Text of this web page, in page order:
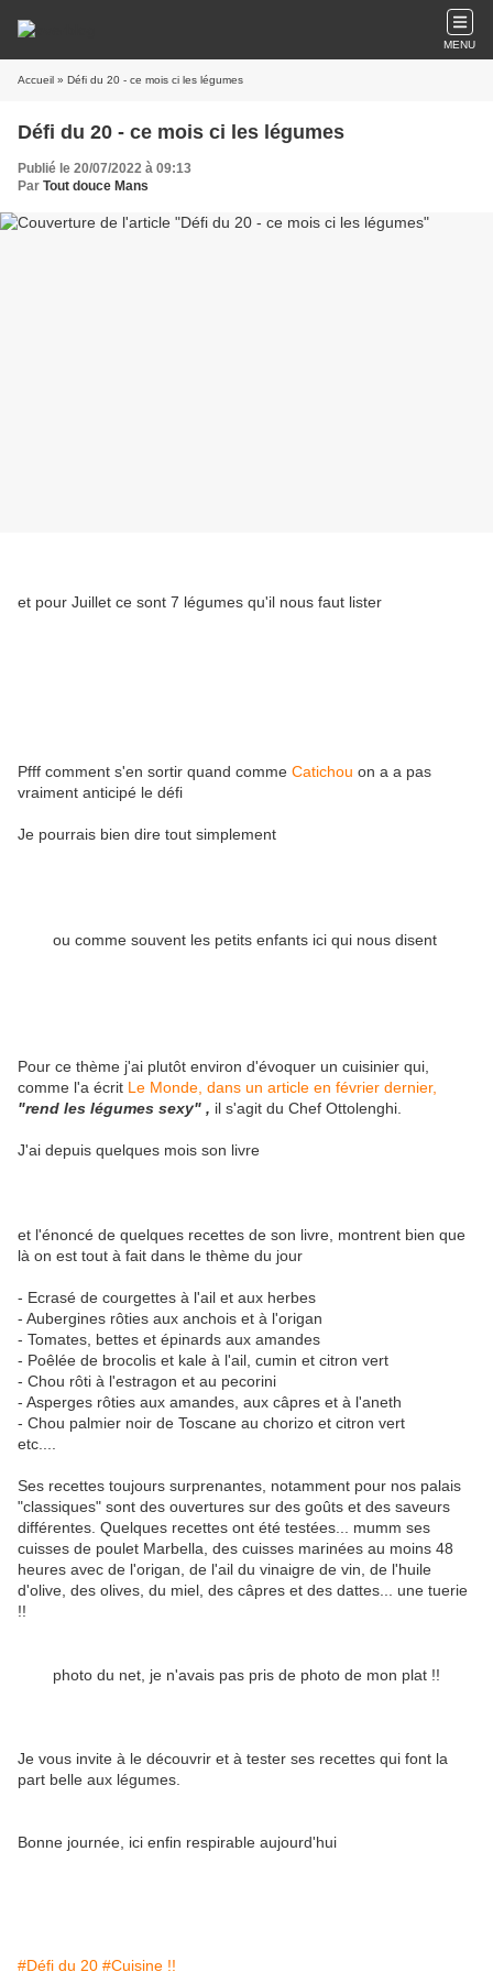
MENU
Accueil » Défi du 20 - ce mois ci les légumes
Défi du 20 - ce mois ci les légumes
Publié le 20/07/2022 à 09:13
Par Tout douce Mans
et pour Juillet ce sont 7 légumes qu'il nous faut lister
Pfff comment s'en sortir quand comme Catichou on a a pas
vraiment anticipé le défi
Je pourrais bien dire tout simplement
ou comme souvent les petits enfants ici qui nous disent
Pour ce thème j'ai plutôt environ d'évoquer un cuisinier qui,
comme l'a écrit Le Monde, dans un article en février dernier,
"rend les légumes sexy" , il s'agit du Chef Ottolenghi.
J'ai depuis quelques mois son livre
et l'énoncé de quelques recettes de son livre, montrent bien que
là on est tout à fait dans le thème du jour
- Ecrasé de courgettes à l'ail et aux herbes
- Aubergines rôties aux anchois et à l'origan
- Tomates, bettes et épinards aux amandes
- Poêlée de brocolis et kale à l'ail, cumin et citron vert
- Chou rôti à l'estragon et au pecorini
- Asperges rôties aux amandes, aux câpres et à l'aneth
- Chou palmier noir de Toscane au chorizo et citron vert
etc....
Ses recettes toujours surprenantes, notamment pour nos palais
"classiques" sont des ouvertures sur des goûts et des saveurs
différentes. Quelques recettes ont été testées... mumm ses
cuisses de poulet Marbella, des cuisses marinées au moins 48
heures avec de l'origan, de l'ail du vinaigre de vin, de l'huile
d'olive, des olives, du miel, des câpres et des dattes... une tuerie
!!
photo du net, je n'avais pas pris de photo de mon plat !!
Je vous invite à le découvrir et à tester ses recettes qui font la
part belle aux légumes.
Bonne journée, ici enfin respirable aujourd'hui
#Défi du 20 #Cuisine !!